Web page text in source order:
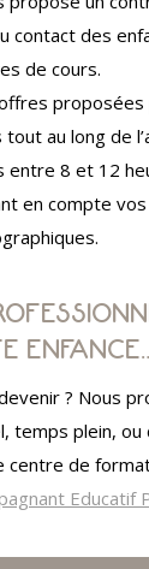
contact des
de cours.
proposées
au long de
entre 8 et 12
en compte
? Nous
temps plein,
centre de
Educatif